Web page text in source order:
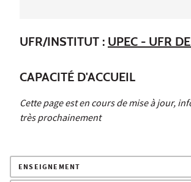
UFR/INSTITUT : UPEC - UFR
CAPACITÉ D'ACCUEIL
Cette page est en cours de mise à jour,
très prochainement
ENSEIGNEMENT